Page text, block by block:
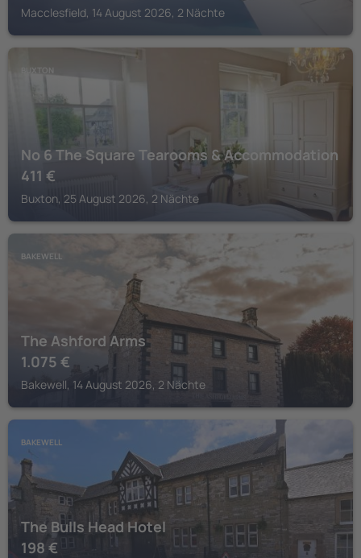
Macclesfield, 14 August 2026, 2 Nächte
BUXTON
No 6 The Square Tearooms & Accommodation
411 €
Buxton, 25 August 2026, 2 Nächte
BAKEWELL
The Ashford Arms
1.075 €
Bakewell, 14 August 2026, 2 Nächte
BAKEWELL
The Bulls Head Hotel
198 €